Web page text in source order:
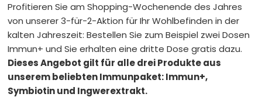
Dr. Feil Strategie
Profitieren Sie am Shopping-Wochenende des Jahres
von unserer 3-für-2-Aktion für Ihr Wohlbefinden in der
kalten Jahreszeit: Bestellen Sie zum Beispiel zwei Dosen
Immun+ und Sie erhalten eine dritte Dose gratis dazu.
Dieses Angebot gilt für alle drei Produkte aus
unserem beliebten Immunpaket: Immun+,
Symbiotin und Ingwerextrakt.